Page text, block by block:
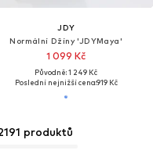
JDY
Normální Džíny 'JDYMaya'
1 099 Kč
Původně: 1 249 Kč
Poslední nejnižší cena:919 Kč
produktů